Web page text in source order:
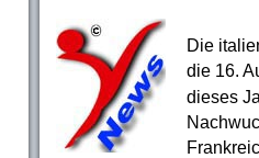
Die
die 16.
dieses